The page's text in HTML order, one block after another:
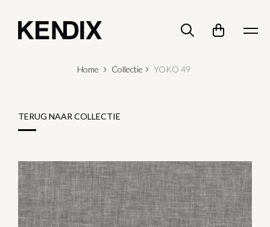
Home Collectie YOKO 49
TERUG NAAR COLLECTIE